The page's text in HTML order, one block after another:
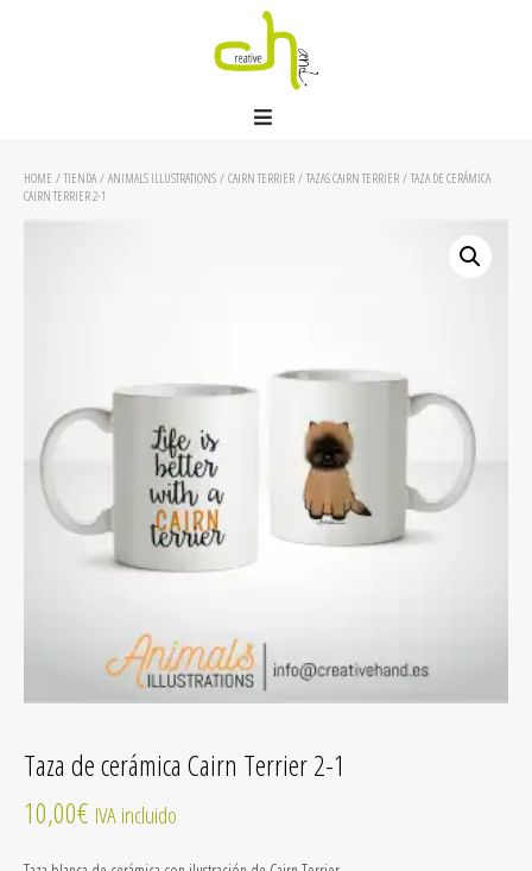
HOME / TIENDA/ ANIMALS ILLUSTRATIONS / CAIRN TERRIER / TAZAS CAIRN TERRIER / TAZA DE CERÁMICA
CAIRN TERRIER 2-1
Taza de cerámica Cairn Terrier 2-1
10,00€ IVA incluido